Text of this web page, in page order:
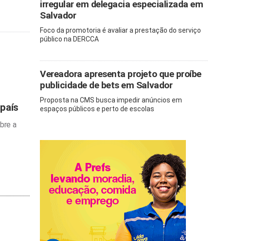
a
irregular em delegacia especializada em
Salvador
Foco da promotoria é avaliar a prestação do serviço
público na DERCCA
Vereadora apresenta projeto que proíbe
publicidade de bets em Salvador
Proposta na CMS busca impedir anúncios em
espaços públicos e perto de escolas